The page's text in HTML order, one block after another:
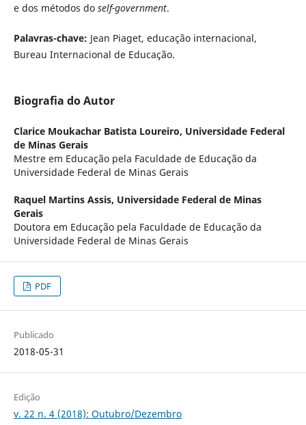
e dos métodos do self-government.
Palavras-chave: Jean Piaget, educação internacional,
Bureau Internacional de Educação.
Biografia do Autor
Clarice Moukachar Batista Loureiro, Universidade Federal
de Minas Gerais
Mestre em Educação pela Faculdade de Educação da
Universidade Federal de Minas Gerais
Raquel Martins Assis, Universidade Federal de Minas
Gerais
Doutora em Educação pela Faculdade de Educação da
Universidade Federal de Minas Gerais
PDF
Publicado
2018-05-31
Edição
v. 22 n. 4 (2018): Outubro/Dezembro